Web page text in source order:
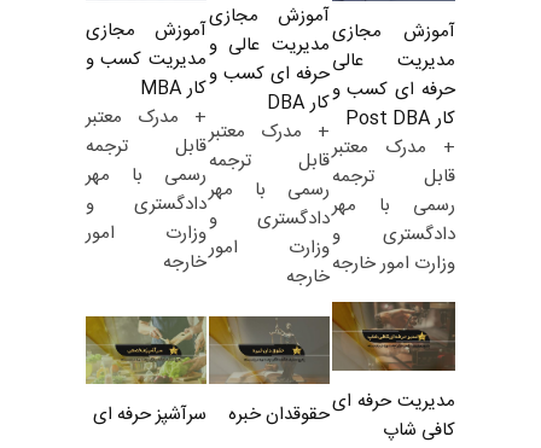
آموزش مجازی
مدیریت عالی
حرفه ای کسب و
کار Post DBA
+ مدرک معتبر
قابل ترجمه
رسمی با مهر
دادگستری و
وزارت امور خارجه
آموزش مجازی
مدیریت عالی و
حرفه ای کسب و
کار DBA
+ مدرک معتبر
قابل ترجمه
رسمی با مهر
دادگستری و
وزارت امور
خارجه
آموزش مجازی
مدیریت کسب و
کار MBA
+ مدرک معتبر
قابل ترجمه
رسمی با مهر
دادگستری و
وزارت امور
خارجه
مدیریت حرفه ای
کافی شاپ
حقوقدان خبره سرآشپز حرفه ای